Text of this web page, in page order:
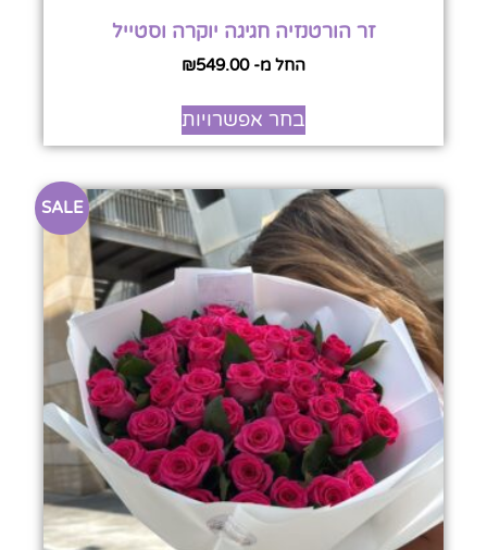
זר הורטנזיה חגיגה יוקרה וסטייל
החל מ- ₪549.00
בחר אפשרויות
SALE